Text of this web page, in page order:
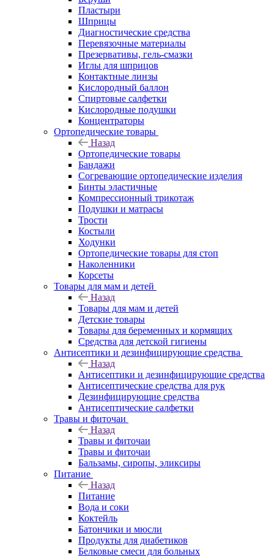
Пластыри
Шприцы
Диагностические средства
Перевязочные материалы
Презервативы, гель-смазки
Иглы для шприцов
Контактные линзы
Кислородный баллон
Спиртовые салфетки
Кислородные подушки
Концентраторы
Ортопедические товары
Назад
Ортопедические товары
Бандажи
Согревающие ортопедические изделия
Бинты эластичные
Компрессионный трикотаж
Подушки и матрасы
Трости
Костыли
Ходунки
Ортопедические товары для стоп
Наколенники
Корсеты
Товары для мам и детей
Назад
Товары для мам и детей
Детские товары
Товары для беременных и кормящих
Средства для детской гигиены
Антисептики и дезинфицирующие средства
Назад
Антисептики и дезинфицирующие средства
Антисептические средства для рук
Дезинфицирующие средства
Антисептические салфетки
Травы и фиточаи
Назад
Травы и фиточаи
Травы и фиточаи
Бальзамы, сиропы, эликсиры
Питание
Назад
Питание
Вода и соки
Коктейль
Батончики и мюсли
Продукты для диабетиков
Белковые смеси для больных